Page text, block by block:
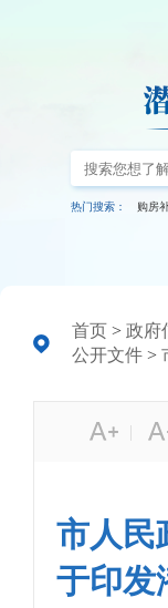
热门搜索： 购房
首页 > 政府
公开文件 >
|
市人民
于印发